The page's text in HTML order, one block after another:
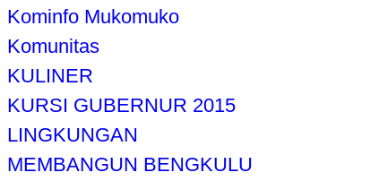
Kominfo Mukomuko
Komunitas
KULINER
KURSI GUBERNUR 2015
LINGKUNGAN
MEMBANGUN BENGKULU